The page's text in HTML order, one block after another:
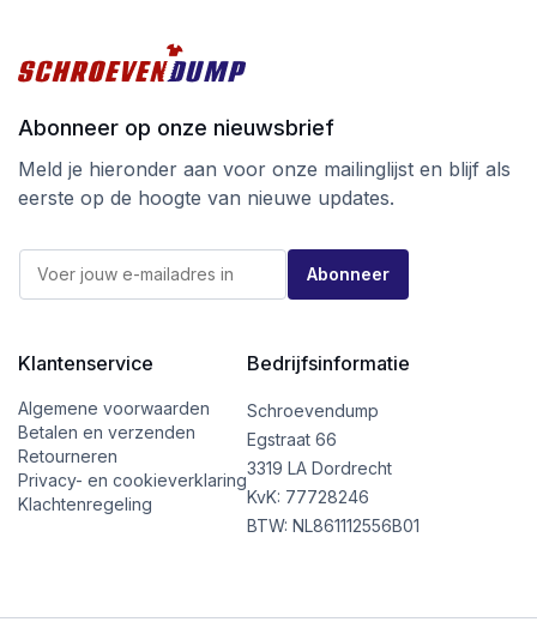
Abonneer op onze nieuwsbrief
Meld je hieronder aan voor onze mailinglijst en blijf als
eerste op de hoogte van nieuwe updates.
a
*
-
m
a
i
l
E
m
l
Abonneer
Klantenservice
Algemene voorwaarden
Betalen en verzenden
Retourneren
Privacy- en cookieverklaring
Klachtenregeling
Bedrijfsinformatie
Schroevendump
Egstraat 66
3319 LA Dordrecht
KvK: 77728246
BTW: NL861112556B01